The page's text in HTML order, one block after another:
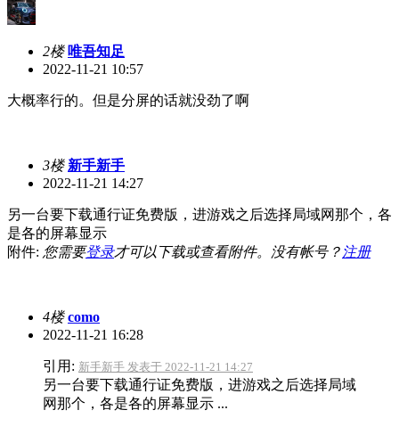
2楼 唯吾知足
2022-11-21 10:57
大概率行的。但是分屏的话就没劲了啊
3楼 新手新手
2022-11-21 14:27
另一台要下载通行证免费版，进游戏之后选择局域网那个，各
是各的屏幕显示
附件: 您需要登录才可以下载或查看附件。没有帐号？ 注册
4楼 como
2022-11-21 16:28
引用: 新手新手 发表于 2022-11-21 14:27
另一台要下载通行证免费版，进游戏之后选择局域
网那个，各是各的屏幕显示 ...